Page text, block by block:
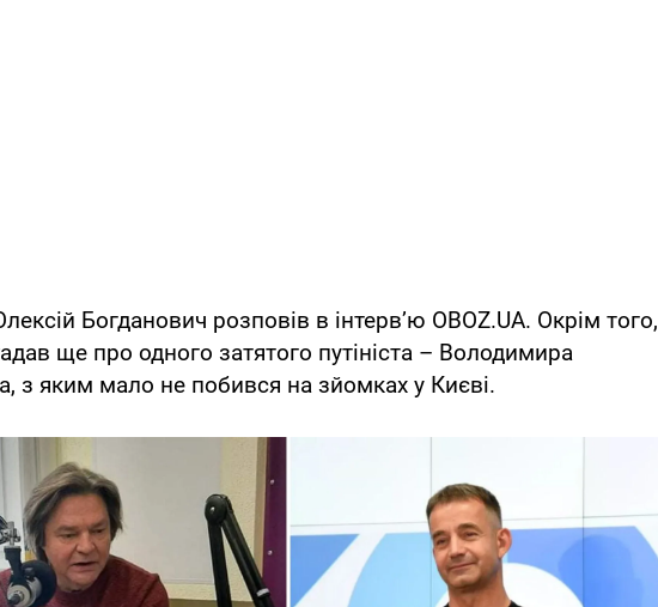
Богданович розповів в інтерв’ю OBOZ.UA. Окрім того,
ще про одного затятого путініста – Володимира
з яким мало не побився на зйомках у Києві.